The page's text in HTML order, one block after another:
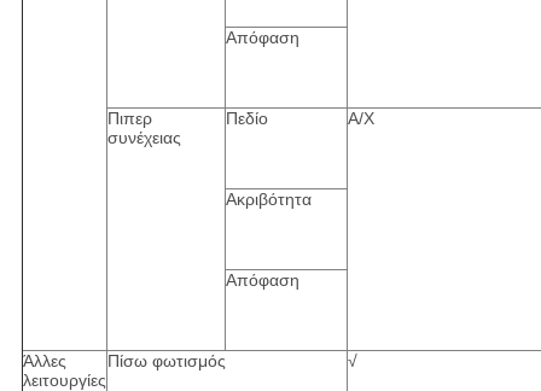
Απόφαση
Πιπερ
συνέχειας
Πεδίο Α/Χ
Ακριβότητα
Απόφαση
Άλλες
λειτουργίες
Πίσω φωτισμός √